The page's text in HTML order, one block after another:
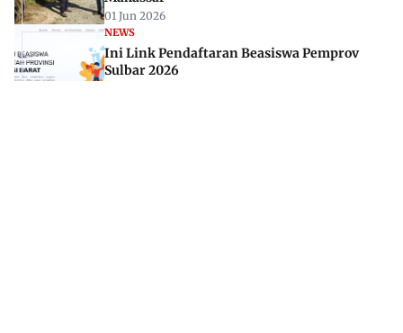
01 Jun 2026
NEWS
Ini Link Pendaftaran Beasiswa Pemprov
Sulbar 2026